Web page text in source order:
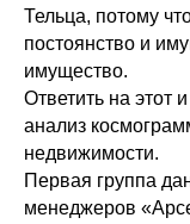
Тельца, потому
постоянство и
имущество.
Ответить на этот
анализ
недвижимости.
Первая группа
менеджеров